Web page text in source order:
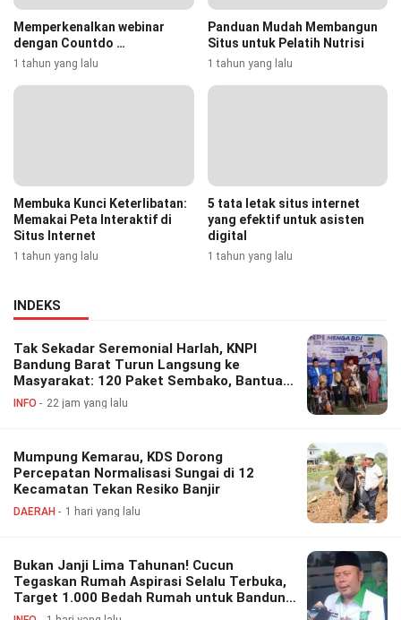
Memperkenalkan webinar
dengan Countdo …
1 tahun yang lalu
Panduan Mudah Membangun
Situs untuk Pelatih Nutrisi
1 tahun yang lalu
Membuka Kunci Keterlibatan:
Memakai Peta Interaktif di
Situs Internet
1 tahun yang lalu
5 tata letak situs internet
yang efektif untuk asisten
digital
1 tahun yang lalu
INDEKS
Tak Sekadar Seremonial Harlah, KNPI
Bandung Barat Turun Langsung ke
Masyarakat: 120 Paket Sembako, Bantuan
Disabilitas hingga Layanan Kesehatan
INFO 22 jam yang lalu
Mumpung Kemarau, KDS Dorong
Percepatan Normalisasi Sungai di 12
Kecamatan Tekan Resiko Banjir
DAERAH 1 hari yang lalu
Bukan Janji Lima Tahunan! Cucun
Tegaskan Rumah Aspirasi Selalu Terbuka,
Target 1.000 Bedah Rumah untuk Bandung
Barat